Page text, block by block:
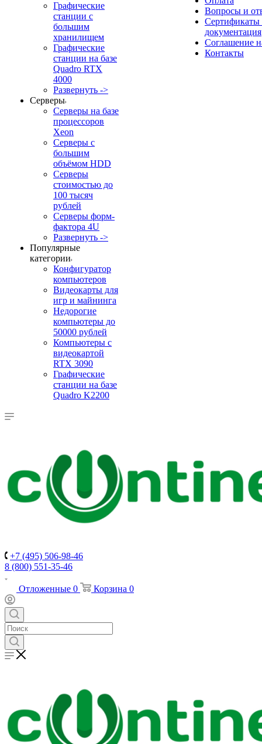
Графические
станции с
большим
хранилищем
Графические
станции на базе
Quadro RTX
4000
Развернуть ->
Серверы
Серверы на базе
процессоров
Xeon
Серверы с
большим
объёмом HDD
Серверы
стоимостью до
100 тысяч
рублей
Серверы форм-
фактора 4U
Развернуть ->
Популярные
категории
Конфигуратор
компьютеров
Видеокарты для
игр и майнинга
Недорогие
компьютеры до
50000 рублей
Компьютеры с
видеокартой
RTX 3090
Графические
станции на базе
Quadro K2200
Вопросы и
Сертификаты
документация
Соглашение
Контакты
+7 (495) 506-98-46
8 (800) 551-35-46
Отложенные 0 Корзина 0